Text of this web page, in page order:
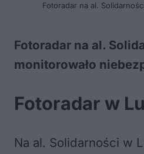
Fotoradar na al.
Fotoradar na al.
monitorowało
Fotoradar w
Na al. Solidarności w